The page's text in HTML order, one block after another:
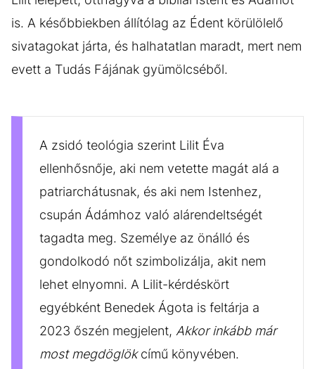
is. A későbbiekben állítólag az Édent körülölelő
sivatagokat járta, és halhatatlan maradt, mert nem
evett a Tudás Fájának gyümölcséből.
A zsidó teológia szerint Lilit Éva
ellenhősnője, aki nem vetette magát alá a
patriarchátusnak, és aki nem Istenhez,
csupán Ádámhoz való alárendeltségét
tagadta meg. Személye az önálló és
gondolkodó nőt szimbolizálja, akit nem
lehet elnyomni. A Lilit-kérdéskört
egyébként Benedek Ágota is feltárja a
2023 őszén megjelent, Akkor inkább már
most megdöglökcímű könyvében.